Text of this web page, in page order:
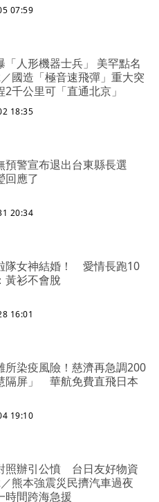
07:59
「人形機器士兵」 美罕點名
國造「極音速飛彈」重大突
千公里可「直通北京」
18:35
預警宣布退出台東縣長選
應了
20:34
隊女神結婚！ 愛情長跑10
黃衫不會脫
16:01
所染疫風險！慈濟再急調200
隔屏」 華航免費直飛日本
19:10
照辦引公憤 台日友好物資
熊本強震災民擠汽車過夜
時間跨海急援